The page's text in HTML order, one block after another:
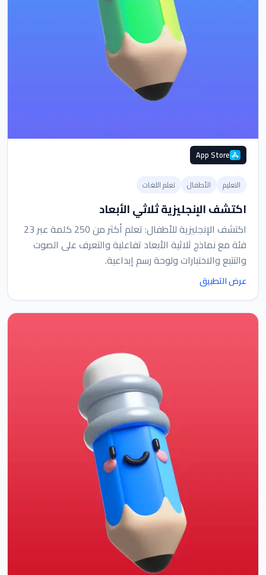
App Store
التعليم الأطفال تعلم اللغات
اكتشف الإنجليزية ثلاثي الأبعاد
اكتشف الإنجليزية للأطفال: تعلم أكثر من 250 كلمة عبر 23
فئة مع نماذج ثلاثية الأبعاد تفاعلية والتعرف على الصوت
والتتبع والاختبارات ولوحة رسم إبداعية.
عرض التطبيق